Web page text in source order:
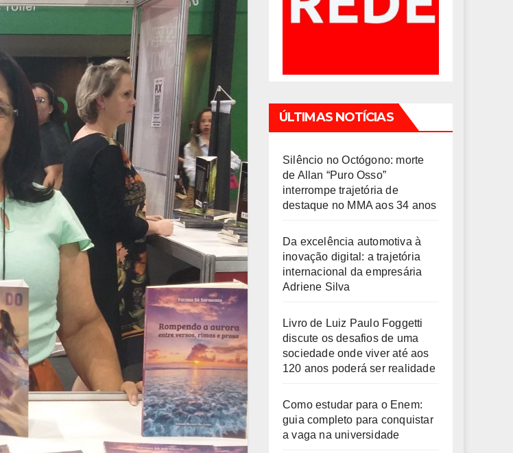
ÚLTIMAS NOTÍCIAS
Silêncio no Octógono: morte
de Allan “Puro Osso”
interrompe trajetória de
destaque no MMA aos 34 anos
Da excelência automotiva à
inovação digital: a trajetória
internacional da empresária
Adriene Silva
Livro de Luiz Paulo Foggetti
discute os desafios de uma
sociedade onde viver até aos
120 anos poderá ser realidade
Como estudar para o Enem:
guia completo para conquistar
a vaga na universidade